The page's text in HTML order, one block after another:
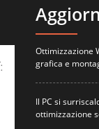
Ottimizzazione
grafica e
Il PC si
ottimizzazione